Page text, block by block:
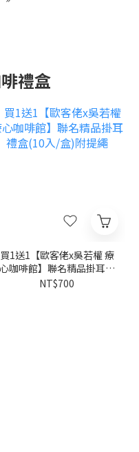
啡禮盒
買1送1【歐客佬x吳若權 療
心咖啡館】聯名精品掛耳禮
盒(10入/盒)附提繩
NT$700